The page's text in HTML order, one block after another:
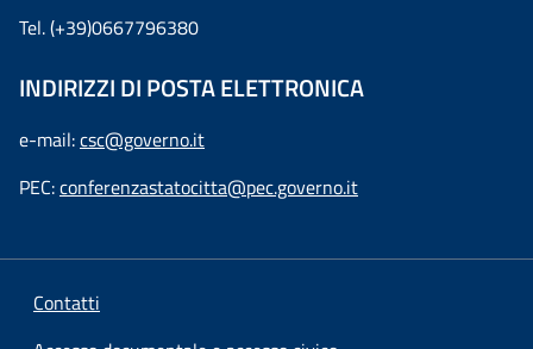
Tel. (+39)0667796380
INDIRIZZI DI POSTA ELETTRONICA
e-mail:csc@governo.it
PEC:conferenzastatocitta@pec.governo.it
Contatti